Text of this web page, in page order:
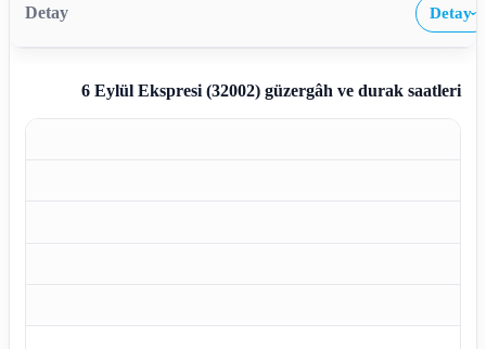
Detay›
6 Eylül Ekspresi (32002)güzergâh ve durak saatleri